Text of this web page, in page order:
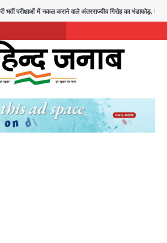
गिरोह का भंडाफोड़, मास्टरमाइंड समेत 7 गिरफ्तार